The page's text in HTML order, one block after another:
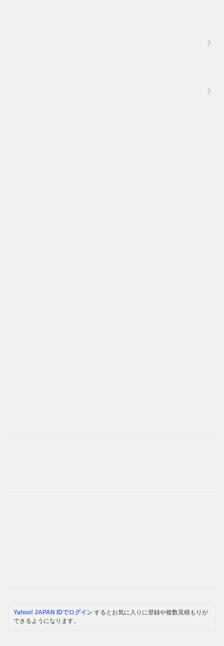
Yahoo! JAPAN IDでログイン するとお気に入りに登録や複数見積もりが
できるようになります。